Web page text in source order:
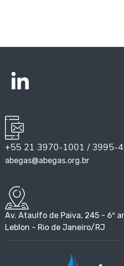
+55 21 3970-1001 / 3995-
abegas@abegas.org.br
Av. Ataulfo de Paiva, 245 - 6º
Leblon - Rio de Janeiro/RJ